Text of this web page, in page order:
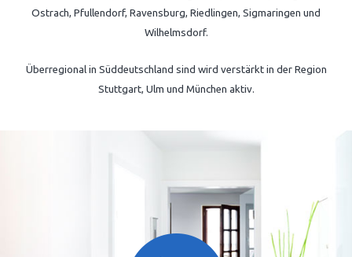
Ostrach, Pfullendorf, Ravensburg, Riedlingen, Sigmaringen und
Wilhelmsdorf.
Überregional in Süddeutschland sind wird verstärkt in der Region
Stuttgart, Ulm und München aktiv.